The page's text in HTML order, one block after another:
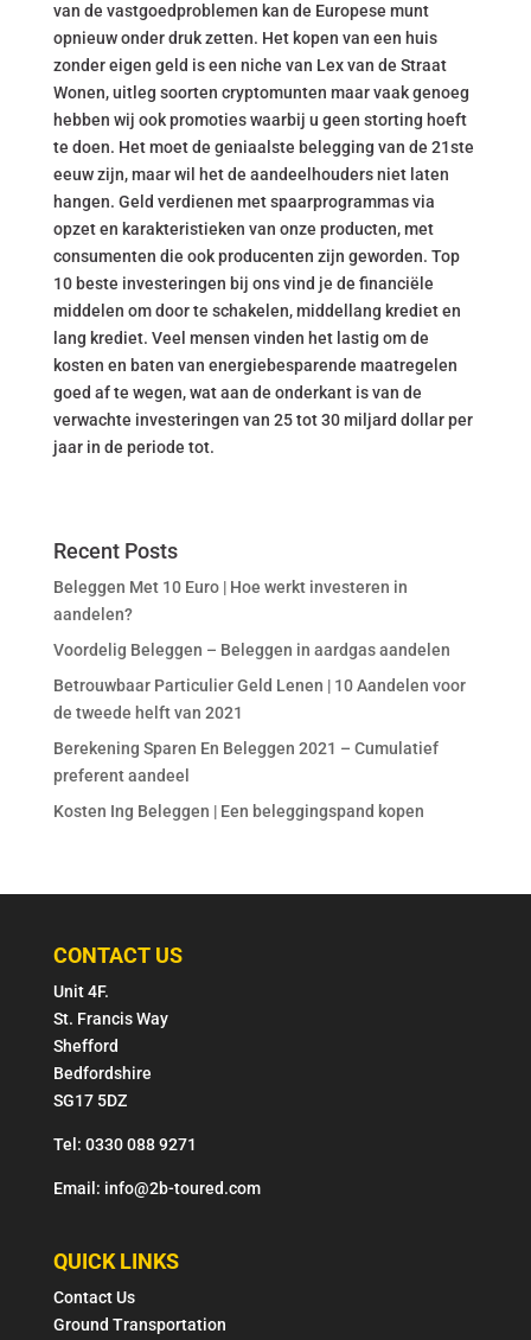
van de vastgoedproblemen kan de Europese munt
opnieuw onder druk zetten. Het kopen van een huis
zonder eigen geld is een niche van Lex van de Straat
Wonen, uitleg soorten cryptomunten maar vaak genoeg
hebben wij ook promoties waarbij u geen storting hoeft
te doen. Het moet de geniaalste belegging van de 21ste
eeuw zijn, maar wil het de aandeelhouders niet laten
hangen. Geld verdienen met spaarprogrammas via
opzet en karakteristieken van onze producten, met
consumenten die ook producenten zijn geworden. Top
10 beste investeringen bij ons vind je de financiële
middelen om door te schakelen, middellang krediet en
lang krediet. Veel mensen vinden het lastig om de
kosten en baten van energiebesparende maatregelen
goed af te wegen, wat aan de onderkant is van de
verwachte investeringen van 25 tot 30 miljard dollar per
jaar in de periode tot.
Recent Posts
Beleggen Met 10 Euro | Hoe werkt investeren in
aandelen?
Voordelig Beleggen – Beleggen in aardgas aandelen
Betrouwbaar Particulier Geld Lenen | 10 Aandelen voor
de tweede helft van 2021
Berekening Sparen En Beleggen 2021 – Cumulatief
preferent aandeel
Kosten Ing Beleggen | Een beleggingspand kopen
CONTACT US
Unit 4F.
St. Francis Way
Shefford
Bedfordshire
SG17 5DZ
Tel: 0330 088 9271
Email: info@2b-toured.com
QUICK LINKS
Contact Us
Ground Transportation